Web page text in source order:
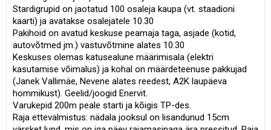
Stardigrupid on jaotatud 100 osaleja kaupa (vt. staadioni
kaarti) ja avatakse osalejatele 10.30
Pakihoid on avatud keskuse peamaja taga, asjade (kotid,
autovõtmed jm.) vastuvõtmine alates 10.30
Keskuses olemas katusealune määrimisala (elektri
kasutamise võimalus) ja kohal on määrdeteenuse pakkujad
(Janek Vallimäe, Nevene alates reedest, A2K laupäeva
hommikust). Geelid/joogid Enervit.
Varukepid 200m peale starti ja kõigis TP-des.
Raja ettevalmistus: nädala jooksul on lisandunud 15cm